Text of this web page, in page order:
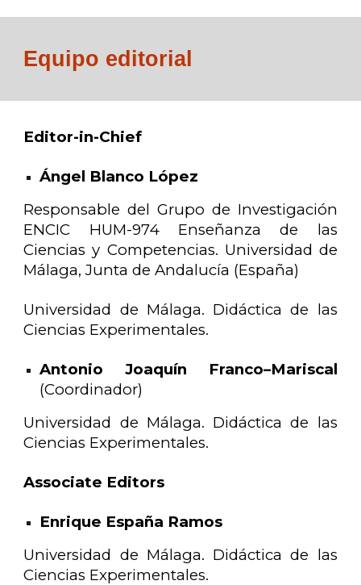
Equipo editorial
Editor-in-Chief
Ángel Blanco López
Responsable del Grupo de Investigación
ENCIC HUM-974 Enseñanza de las
Ciencias y Competencias. Universidad de
Málaga, Junta de Andalucía (España)
Universidad de Málaga. Didáctica de las
Ciencias Experimentales.
Antonio Joaquín Franco–Mariscal
(Coordinador)
Universidad de Málaga. Didáctica de las
Ciencias Experimentales.
Associate Editors
Enrique España Ramos
Universidad de Málaga. Didáctica de las
Ciencias Experimentales.